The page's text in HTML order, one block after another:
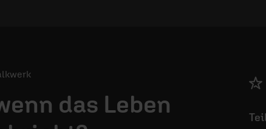
das Leben